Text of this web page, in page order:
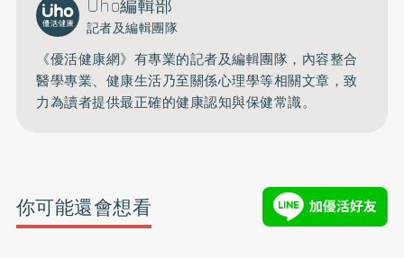
Uho編輯部
記者及編輯團隊
《優活健康網》有專業的記者及編輯團隊，內容整合
醫學專業、健康生活乃至關係心理學等相關文章，致
力為讀者提供最正確的健康認知與保健常識。
你可能還會想看